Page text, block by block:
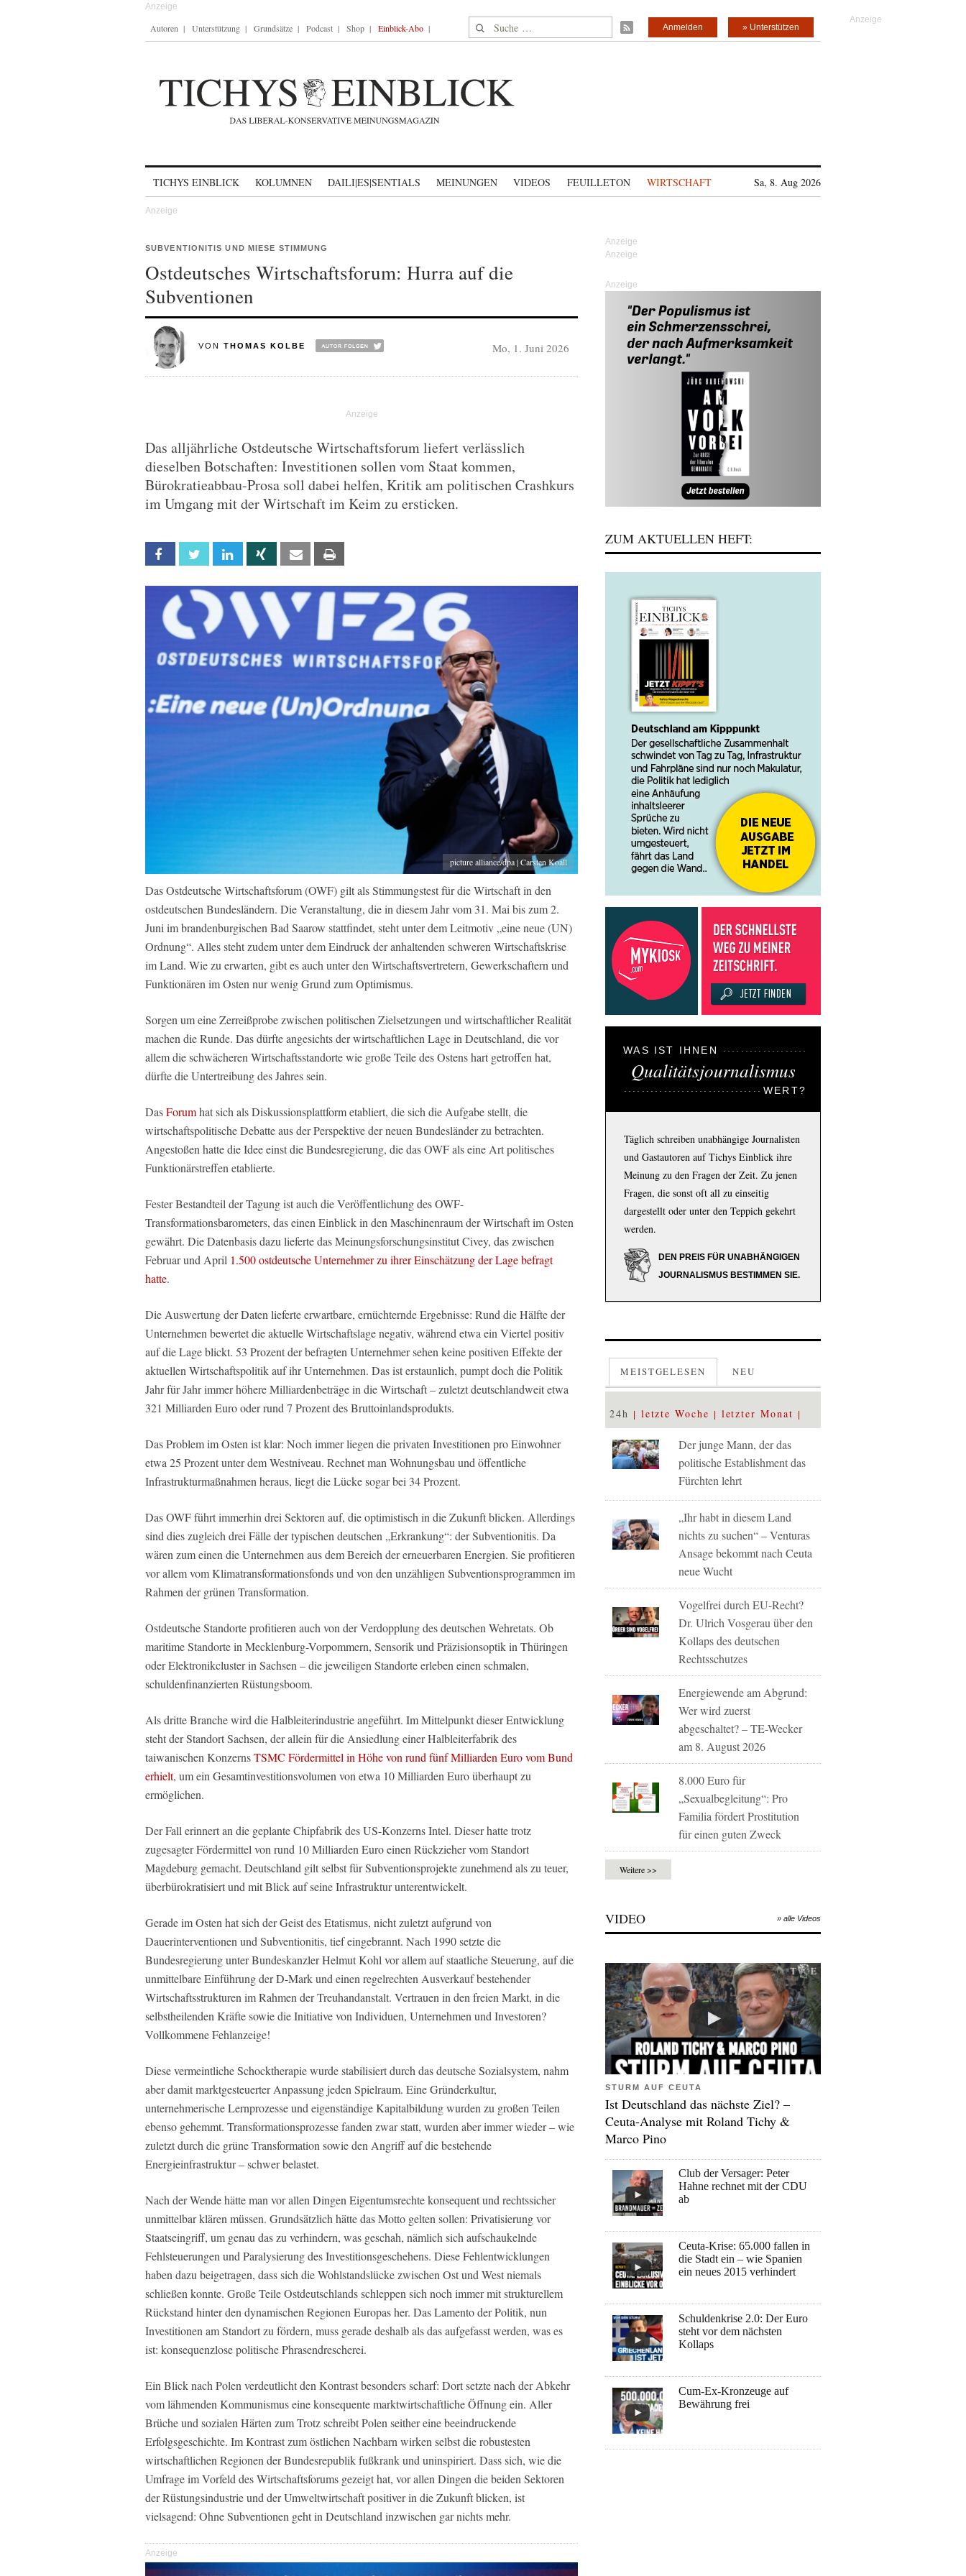
Autoren Unterstützung Grundsätze Podcast Shop Einblick-Abo Suche nach: » Unterstützen
Anmelden
TICHYS EINBLICK KOLUMNEN DAILI|ES|SENTIALS MEINUNGEN VIDEOS FEUILLETON WIRTSCHAFT Sa, 8. Aug 2026
SUBVENTIONITIS UND MIESE STIMMUNG
Ostdeutsches Wirtschaftsforum: Hurra auf die
Subventionen
VON THOMAS KOLBE Mo, 1. Juni 2026
Das alljährliche Ostdeutsche Wirtschaftsforum liefert verlässlich
dieselben Botschaften: Investitionen sollen vom Staat kommen,
Bürokratieabbau-Prosa soll dabei helfen, Kritik am politischen Crashkurs
im Umgang mit der Wirtschaft im Keim zu ersticken.
Facebook Twitter Linkedin Xing Email
picture alliance/dpa | Carsten Koall
Das Ostdeutsche Wirtschaftsforum (OWF) gilt als Stimmungstest für die Wirtschaft in den
ostdeutschen Bundesländern. Die Veranstaltung, die in diesem Jahr vom 31. Mai bis zum 2.
Juni im brandenburgischen Bad Saarow stattfindet, steht unter dem Leitmotiv „eine neue (UN)
Ordnung“. Alles steht zudem unter dem Eindruck der anhaltenden schweren Wirtschaftskrise
im Land. Wie zu erwarten, gibt es auch unter den Wirtschaftsvertretern, Gewerkschaftern und
Funktionären im Osten nur wenig Grund zum Optimismus.
Sorgen um eine Zerreißprobe zwischen politischen Zielsetzungen und wirtschaftlicher Realität
machen die Runde. Das dürfte angesichts der wirtschaftlichen Lage in Deutschland, die vor
allem die schwächeren Wirtschaftsstandorte wie große Teile des Ostens hart getroffen hat,
dürfte die Untertreibung des Jahres sein.
DasForumhat sich als Diskussionsplattform etabliert, die sich die Aufgabe stellt, die
wirtschaftspolitische Debatte aus der Perspektive der neuen Bundesländer zu betrachten.
Angestoßen hatte die Idee einst die Bundesregierung, die das OWF als eine Art politisches
Funktionärstreffen etablierte.
Fester Bestandteil der Tagung ist auch die Veröffentlichung des OWF-
Transformationsbarometers, das einen Einblick in den Maschinenraum der Wirtschaft im Osten
gewährt. Die Datenbasis dazu lieferte das Meinungsforschungsinstitut Civey, das zwischen
Februar und April 1.500 ostdeutsche Unternehmer zu ihrer Einschätzung der Lage befragt
hatte.
Die Auswertung der Daten lieferte erwartbare, ernüchternde Ergebnisse: Rund die Hälfte der
Unternehmen bewertet die aktuelle Wirtschaftslage negativ, während etwa ein Viertel positiv
auf die Lage blickt. 53 Prozent der befragten Unternehmer sehen keine positiven Effekte der
aktuellen Wirtschaftspolitik auf ihr Unternehmen. Das ist erstaunlich, pumpt doch die Politik
Jahr für Jahr immer höhere Milliardenbeträge in die Wirtschaft – zuletzt deutschlandweit etwa
321 Milliarden Euro oder rund 7 Prozent des Bruttoinlandsprodukts.
Das Problem im Osten ist klar: Noch immer liegen die privaten Investitionen pro Einwohner
etwa 25 Prozent unter dem Westniveau. Rechnet man Wohnungsbau und öffentliche
Infrastrukturmaßnahmen heraus, liegt die Lücke sogar bei 34 Prozent.
Das OWF führt immerhin drei Sektoren auf, die optimistisch in die Zukunft blicken. Allerdings
sind dies zugleich drei Fälle der typischen deutschen „Erkrankung“: der Subventionitis. Da
wären zum einen die Unternehmen aus dem Bereich der erneuerbaren Energien. Sie profitieren
vor allem vom Klimatransformationsfonds und von den unzähligen Subventionsprogrammen im
Rahmen der grünen Transformation.
Ostdeutsche Standorte profitieren auch von der Verdopplung des deutschen Wehretats. Ob
maritime Standorte in Mecklenburg-Vorpommern, Sensorik und Präzisionsoptik in Thüringen
oder Elektronikcluster in Sachsen – die jeweiligen Standorte erleben einen schmalen,
schuldenfinanzierten Rüstungsboom.
Als dritte Branche wird die Halbleiterindustrie angeführt. Im Mittelpunkt dieser Entwicklung
steht der Standort Sachsen, der allein für die Ansiedlung einer Halbleiterfabrik des
taiwanischen KonzernsTSMC Fördermittel in Höhe von rund fünf Milliarden Euro vom Bund
erhielt, um ein Gesamtinvestitionsvolumen von etwa 10 Milliarden Euro überhaupt zu
ermöglichen.
Der Fall erinnert an die geplante Chipfabrik des US-Konzerns Intel. Dieser hatte trotz
zugesagter Fördermittel von rund 10 Milliarden Euro einen Rückzieher vom Standort
Magdeburg gemacht. Deutschland gilt selbst für Subventionsprojekte zunehmend als zu teuer,
überbürokratisiert und mit Blick auf seine Infrastruktur unterentwickelt.
Gerade im Osten hat sich der Geist des Etatismus, nicht zuletzt aufgrund von
Dauerinterventionen und Subventionitis, tief eingebrannt. Nach 1990 setzte die
Bundesregierung unter Bundeskanzler Helmut Kohl vor allem auf staatliche Steuerung, auf die
unmittelbare Einführung der D-Mark und einen regelrechten Ausverkauf bestehender
Wirtschaftsstrukturen im Rahmen der Treuhandanstalt. Vertrauen in den freien Markt, in die
selbstheilenden Kräfte sowie die Initiative von Individuen, Unternehmen und Investoren?
Vollkommene Fehlanzeige!
Diese vermeintliche Schocktherapie wurde stabilisiert durch das deutsche Sozialsystem, nahm
aber damit marktgesteuerter Anpassung jeden Spielraum. Eine Gründerkultur,
unternehmerische Lernprozesse und eigenständige Kapitalbildung wurden zu großen Teilen
ebenso gehemmt. Transformationsprozesse fanden zwar statt, wurden aber immer wieder – wie
zuletzt durch die grüne Transformation sowie den Angriff auf die bestehende
Energieinfrastruktur – schwer belastet.
Nach der Wende hätte man vor allen Dingen Eigentumsrechte konsequent und rechtssicher
unmittelbar klären müssen. Grundsätzlich hätte das Motto gelten sollen: Privatisierung vor
Staatseingriff, um genau das zu verhindern, was geschah, nämlich sich aufschaukelnde
Fehlsteuerungen und Paralysierung des Investitionsgeschehens. Diese Fehlentwicklungen
haben dazu beigetragen, dass sich die Wohlstandslücke zwischen Ost und West niemals
schließen konnte. Große Teile Ostdeutschlands schleppen sich noch immer mit strukturellem
Rückstand hinter den dynamischen Regionen Europas her. Das Lamento der Politik, nun
Investitionen am Standort zu fördern, muss gerade deshalb als das aufgefasst werden, was es
ist: konsequenzlose politische Phrasendrescherei.
Ein Blick nach Polen verdeutlicht den Kontrast besonders scharf: Dort setzte nach der Abkehr
vom lähmenden Kommunismus eine konsequente marktwirtschaftliche Öffnung ein. Aller
Brüche und sozialen Härten zum Trotz schreibt Polen seither eine beeindruckende
Erfolgsgeschichte. Im Kontrast zum östlichen Nachbarn wirken selbst die robustesten
wirtschaftlichen Regionen der Bundesrepublik fußkrank und uninspiriert. Dass sich, wie die
Umfrage im Vorfeld des Wirtschaftsforums gezeigt hat, vor allen Dingen die beiden Sektoren
der Rüstungsindustrie und der Umweltwirtschaft positiver in die Zukunft blicken, ist
vielsagend: Ohne Subventionen geht in Deutschland inzwischen gar nichts mehr.
Anzeige
Anzeige
ZUM AKTUELLEN HEFT:
WAS IST IHNEN
Qualitätsjournalismus
WERT?
Täglich schreiben unabhängige Journalisten
und Gastautoren auf Tichys Einblick ihre
Meinung zu den Fragen der Zeit. Zu jenen
Fragen, die sonst oft all zu einseitig
dargestellt oder unter den Teppich gekehrt
werden.
DEN PREIS FÜR UNABHÄNGIGEN
JOURNALISMUS BESTIMMEN SIE.
MEISTGELESEN NEU
24h letzte Woche letzter Monat
Der junge Mann, der das
politische Establishment das
Fürchten lehrt
„Ihr habt in diesem Land
nichts zu suchen“ – Venturas
Ansage bekommt nach Ceuta
neue Wucht
Vogelfrei durch EU-Recht?
Dr. Ulrich Vosgerau über den
Kollaps des deutschen
Rechtsschutzes
Energiewende am Abgrund:
Wer wird zuerst
abgeschaltet? – TE-Wecker
am 8. August 2026
8.000 Euro für
„Sexualbegleitung“: Pro
Familia fördert Prostitution
für einen guten Zweck
Weitere >>
VIDEO » alle Videos
STURM AUF CEUTA
Ist Deutschland das nächste Ziel? –
Ceuta-Analyse mit Roland Tichy &
Marco Pino
Club der Versager: Peter
Hahne rechnet mit der CDU
ab
Ceuta-Krise: 65.000 fallen in
die Stadt ein – wie Spanien
ein neues 2015 verhindert
Schuldenkrise 2.0: Der Euro
steht vor dem nächsten
Kollaps
Cum-Ex-Kronzeuge auf
Bewährung frei